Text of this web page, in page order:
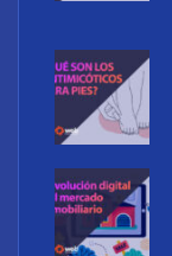
The Factory
herramientas
profesionales